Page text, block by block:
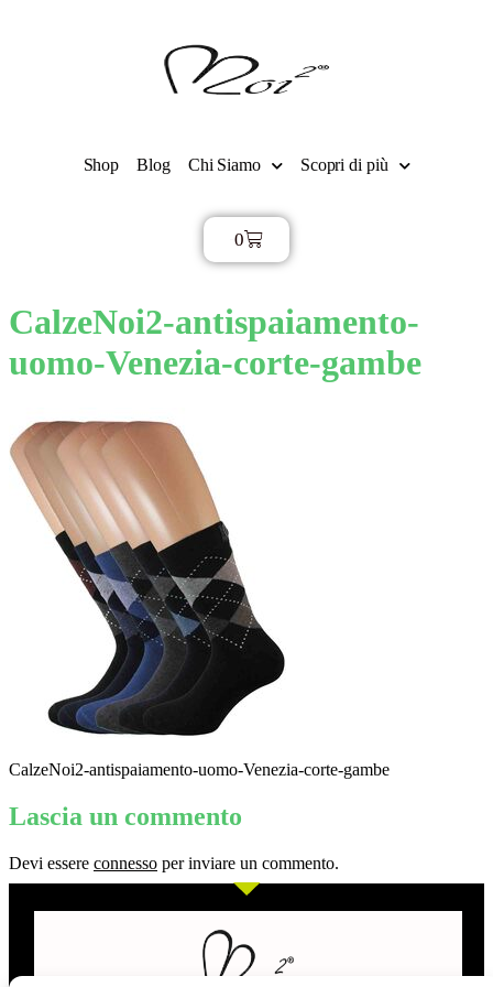
Shop Blog Chi Siamo Scopri di più
0
CalzeNoi2-antispaiamento-
uomo-Venezia-corte-gambe
CalzeNoi2-antispaiamento-uomo-Venezia-corte-gambe
Lascia un commento
Devi essere connesso per inviare un commento.